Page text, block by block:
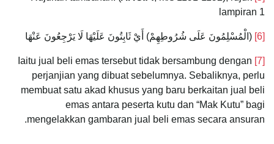
lampiran 1
[6] (‌الْمُسْلِمُونَ ‌عَلَى ‌شُرُوطِهِمْ) أَيْ ثَابِتُونَ عَلَيْهَا لَا يَرْجِعُونَ عَنْهَا
[7]
Iaitu jual beli emas tersebut tidak bersambung dengan
perjanjian yang dibuat sebelumnya. Sebaliknya, perlu
membuat satu akad khusus yang baru berkaitan jual beli
emas antara peserta kutu dan “Mak Kutu” bagi
mengelakkan gambaran jual beli emas secara ansuran.